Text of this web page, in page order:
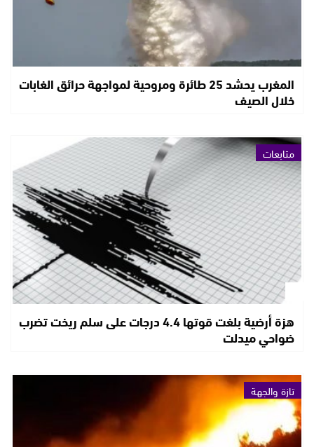
المغرب يحشد 25 طائرة ومروحية لمواجهة حرائق الغابات
خلال الصيف
متابعات
هزة أرضية بلغت قوتها 4.4 درجات على سلم ريخت تضرب
ضواحي ميدلت
تازة والجهة